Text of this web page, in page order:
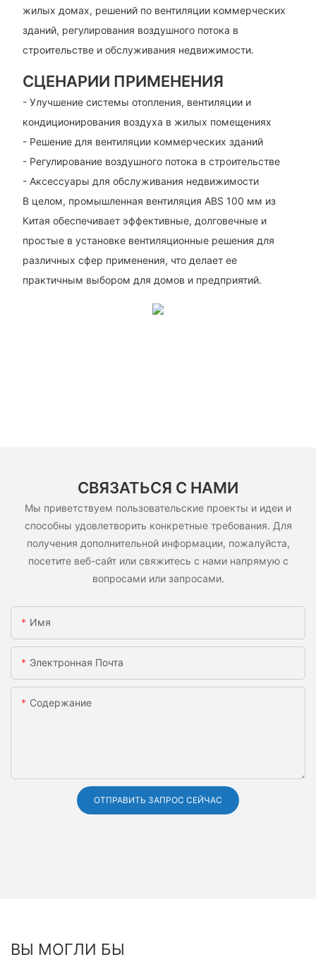
жилых домах, решений по вентиляции коммерческих
зданий, регулирования воздушного потока в
строительстве и обслуживания недвижимости.
СЦЕНАРИИ ПРИМЕНЕНИЯ
- Улучшение системы отопления, вентиляции и
кондиционирования воздуха в жилых помещениях
- Решение для вентиляции коммерческих зданий
- Регулирование воздушного потока в строительстве
- Аксессуары для обслуживания недвижимости
В целом, промышленная вентиляция ABS 100 мм из
Китая обеспечивает эффективные, долговечные и
простые в установке вентиляционные решения для
различных сфер применения, что делает ее
практичным выбором для домов и предприятий.
СВЯЗАТЬСЯ С НАМИ
Мы приветствуем пользовательские проекты и идеи и
способны удовлетворить конкретные требования. Для
получения дополнительной информации, пожалуйста,
посетите веб-сайт или свяжитесь с нами напрямую с
вопросами или запросами.
Имя
Электронная Почта
Содержание
ОТПРАВИТЬ ЗАПРОС СЕЙЧАС
ВЫ МОГЛИ БЫ